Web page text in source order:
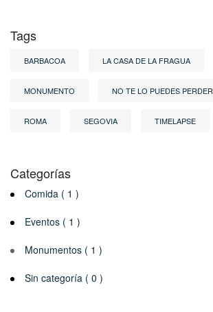
Tags
BARBACOA LA CASA DE LA FRAGUA
MONUMENTO NO TE LO PUEDES PERDER
ROMA SEGOVIA TIMELAPSE
Categorías
Comida ( 1 )
Eventos ( 1 )
Monumentos ( 1 )
Sin categoría ( 0 )